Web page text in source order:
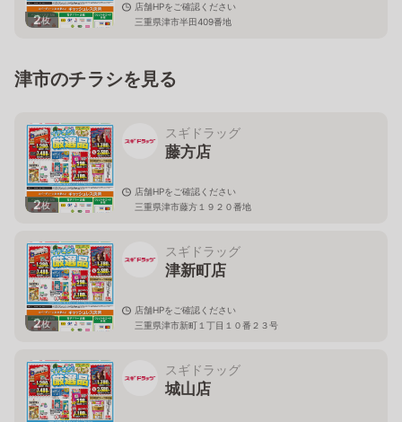
2枚
店舗HPをご確認ください
三重県津市半田409番地
津市のチラシを見る
2枚
スギドラッグ
藤方店
店舗HPをご確認ください
三重県津市藤方１９２０番地
2枚
スギドラッグ
津新町店
店舗HPをご確認ください
三重県津市新町１丁目１０番２３号
スギドラッグ
城山店